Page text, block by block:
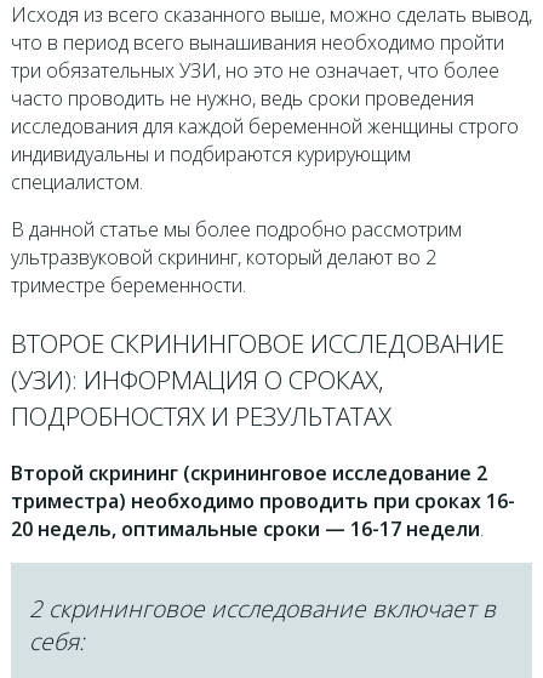
Исходя из всего сказанного выше, можно сделать вывод,
что в период всего вынашивания необходимо пройти
три обязательных УЗИ, но это не означает, что более
часто проводить не нужно, ведь сроки проведения
исследования для каждой беременной женщины строго
индивидуальны и подбираются курирующим
специалистом.
В данной статье мы более подробно рассмотрим
ультразвуковой скрининг, который делают во 2
триместре беременности.
ВТОРОЕ СКРИНИНГОВОЕ ИССЛЕДОВАНИЕ
(УЗИ): ИНФОРМАЦИЯ О СРОКАХ,
ПОДРОБНОСТЯХ И РЕЗУЛЬТАТАХ
Второй скрининг (скрининговое исследование 2
триместра) необходимо проводить при сроках 16-
20 недель, оптимальные сроки — 16-17 недели.
2 скрининговое исследование включает в
себя: